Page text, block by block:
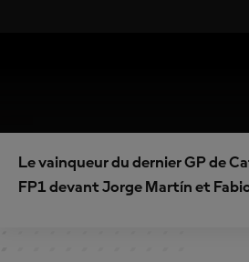
Le vainqueur du dernier GP de
FP1 devant Jorge Martín et